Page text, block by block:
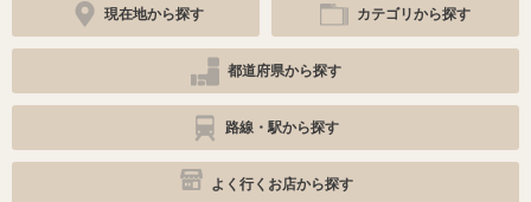
現在地から探す カテゴリから探す
都道府県から探す
路線・駅から探す
よく行くお店から探す